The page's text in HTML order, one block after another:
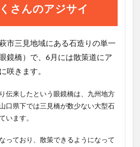
さんのアジサイ
市三見地域にある石造りの単一
鏡橋）で、6月には散策道にア
咲きます。
伝来したという眼鏡橋は、九州地方
口県下では三見橋が数少ない大型石
います。
っており、散策できるようになって